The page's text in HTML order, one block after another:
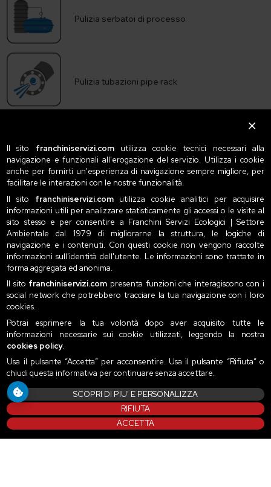
Pulizia serbatoi di processo
Pulizia tubazioni pipe rack
Richiedi Preventivo
Presa visione della privacyLeggi l'informativa qui
Invia
Il sito franchiniservizi.comutilizza cookie tecnici necessari alla
navigazione e funzionali all'erogazione del servizio. Utilizza i cookie
anche per fornirti un'esperienza di navigazione sempre migliore, per
facilitare le interazioni con le nostre funzionalità.
Il sito franchiniservizi.comutilizza cookie analitici per acquisire
informazioni utili per analizzare statisticamente gli accessi o le visite al
sito stesso e per consentire a Franchini Servizi Ecologici | Settore
Ambientale dal 1979 di migliorarne la struttura, le logiche di
navigazione e i contenuti. Con questi cookie non vengono raccolte
informazioni sull'identità dell'utente. Le informazioni sono trattate in
forma aggregata ed anonima.
Il sito franchiniservizi.com presenta funzioni che interagiscono con i
social network che potrebbero tracciare la tua navigazione con i loro
cookies.
Potrai esprimere la tua volontà dopo aver acquisito tutte le
informazioni necessarie sui cookie utilizzati, leggendo la nostra
cookies policy.
Usa il pulsante “Accetta” per acconsentire. Usa il pulsante “Rifiuta” o
chiudi questa informativa per continuare senza accettare.
SCOPRI DI PIU' E PERSONALIZZA
RIFIUTA
ACCETTA